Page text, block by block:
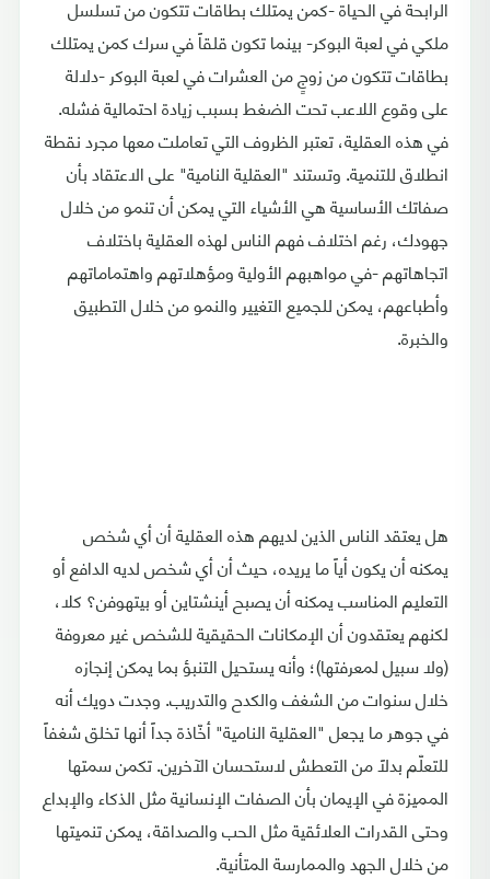
الرابحة في الحياة -كمن يمتلك بطاقات تتكون من تسلسل
ملكي في لعبة البوكر- بينما تكون قلقاً في سرك كمن يمتلك
بطاقات تتكون من زوجٍ من العشرات في لعبة البوكر -دلالة
على وقوع اللاعب تحت الضغط بسبب زيادة احتمالية فشله.
في هذه العقلية، تعتبر الظروف التي تعاملت معها مجرد نقطة
انطلاق للتنمية. وتستند "العقلية النامية" على الاعتقاد بأن
صفاتك الأساسية هي الأشياء التي يمكن أن تنمو من خلال
جهودك، رغم اختلاف فهم الناس لهذه العقلية باختلاف
اتجاهاتهم -في مواهبهم الأولية ومؤهلاتهم واهتماماتهم
وأطباعهم، يمكن للجميع التغيير والنمو من خلال التطبيق
والخبرة.
هل يعتقد الناس الذين لديهم هذه العقلية أن أي شخص
يمكنه أن يكون أياً ما يريده، حيث أن أي شخص لديه الدافع أو
التعليم المناسب يمكنه أن يصبح أينشتاين أو بيتهوفن؟ كلا،
لكنهم يعتقدون أن الإمكانات الحقيقية للشخص غير معروفة
(ولا سبيل لمعرفتها)؛ وأنه يستحيل التنبؤ بما يمكن إنجازه
خلال سنوات من الشغف والكدح والتدريب. وجدت دويك أنه
في جوهر ما يجعل "العقلية النامية" أخّاذة جداً أنها تخلق شغفاً
للتعلّم بدلاً من التعطش لاستحسان الآخرين. تكمن سمتها
المميزة في الإيمان بأن الصفات الإنسانية مثل الذكاء والإبداع
وحتى القدرات العلائقية مثل الحب والصداقة، يمكن تنميتها
من خلال الجهد والممارسة المتأنية.